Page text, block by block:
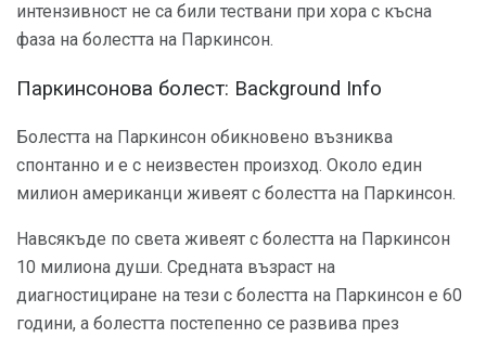
интензивност не са били тествани при хора с късна
фаза на болестта на Паркинсон.
Паркинсонова болест: Background Info
Болестта на Паркинсон обикновено възниква
спонтанно и е с неизвестен произход. Около един
милион американци живеят с болестта на Паркинсон.
Навсякъде по света живеят с болестта на Паркинсон
10 милиона души. Средната възраст на
диагностициране на тези с болестта на Паркинсон е 60
години, а болестта постепенно се развива през